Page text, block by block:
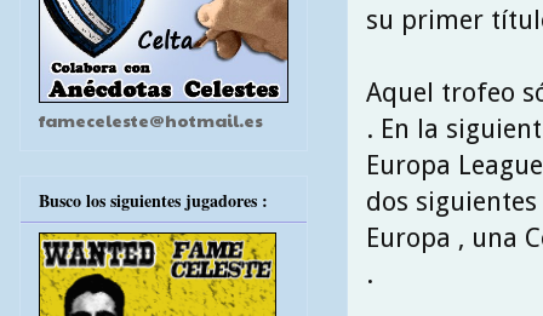
su primer
Aquel trofeo
. En la
Europa
dos
Europa , una
.
fameceleste@hotmail.es
Busco los siguientes jugadores :